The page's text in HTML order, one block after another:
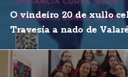
O vindeiro 20 de xullo
Travesía a nado de